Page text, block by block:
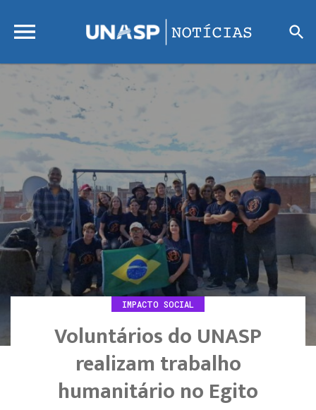
IMPACTO SOCIAL
Voluntários do UNASP
realizam trabalho
humanitário no Egito